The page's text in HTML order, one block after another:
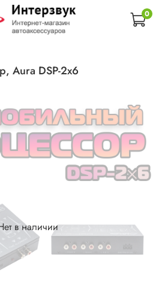
0
Aura DSP-2x6
в наличии